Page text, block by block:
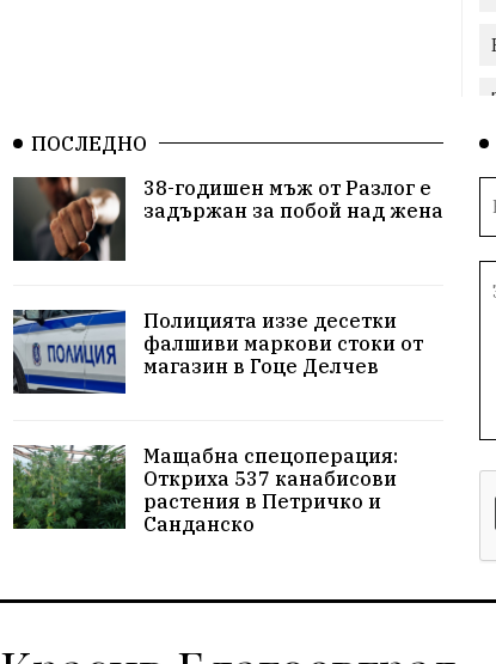
ПОСЛЕДНО
38-годишен мъж от Разлог е
задържан за побой над жена
Полицията иззе десетки
фалшиви маркови стоки от
магазин в Гоце Делчев
Мащабна спецоперация:
Откриха 537 канабисови
растения в Петричко и
Санданско